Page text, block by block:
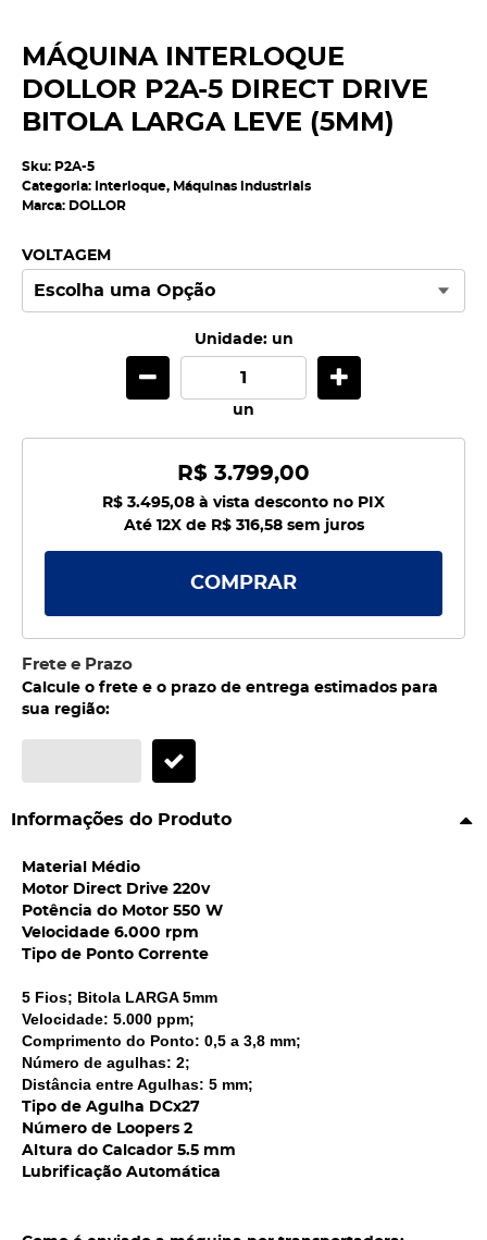
MÁQUINA INTERLOQUE
DOLLOR P2A-5 DIRECT DRIVE
BITOLA LARGA LEVE (5MM)
Sku: P2A-5
Categoria: Interloque, Máquinas industriais
Marca: DOLLOR
VOLTAGEM
Unidade: un
un
R$ 3.799,00
R$ 3.495,08 à vista desconto no PIX
Até 12X de R$ 316,58 sem juros
COMPRAR
Frete e Prazo
Calcule o frete e o prazo de entrega estimados para
sua região:
Informações do Produto
Material Médio
Motor Direct Drive 220v
Potência do Motor 550 W
Velocidade 6.000 rpm
Tipo de Ponto Corrente
5 Fios; Bitola LARGA 5mm
Velocidade: 5.000 ppm;
Comprimento do Ponto: 0,5 a 3,8 mm;
Número de agulhas: 2;
Distância entre Agulhas: 5 mm;
Tipo de Agulha DCx27
Número de Loopers 2
Altura do Calcador 5.5 mm
Lubrificação Automática